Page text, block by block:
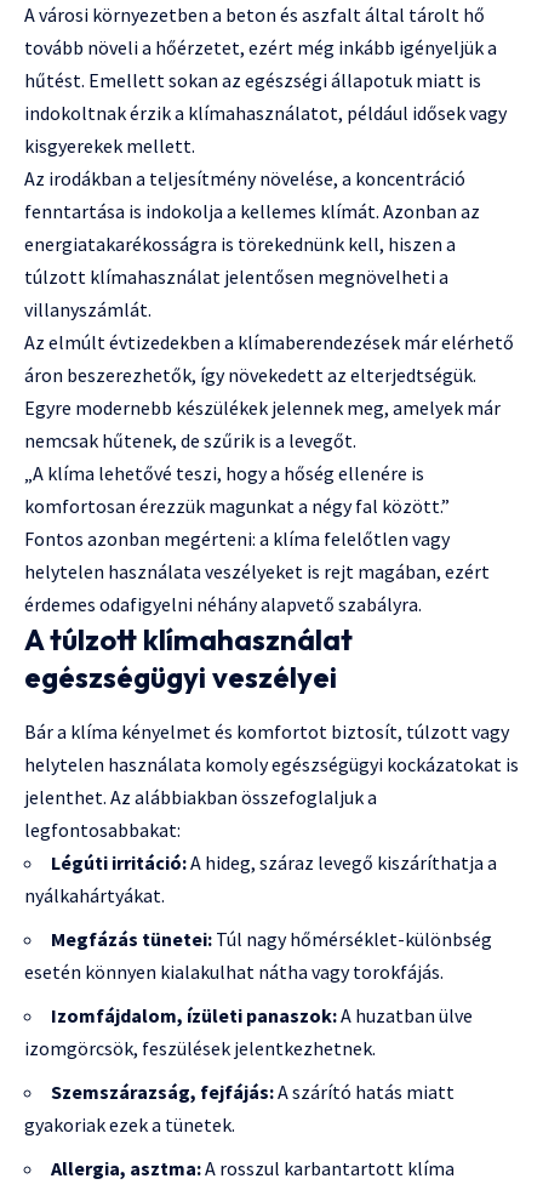
A városi környezetben a beton és aszfalt által tárolt hő
tovább növeli a hőérzetet, ezért még inkább igényeljük a
hűtést. Emellett sokan az egészségi állapotuk miatt is
indokoltnak érzik a klímahasználatot, például idősek vagy
kisgyerekek mellett.
Az irodákban a teljesítmény növelése, a koncentráció
fenntartása is indokolja a kellemes klímát. Azonban az
energiatakarékosságra is törekednünk kell, hiszen a
túlzott klímahasználat jelentősen megnövelheti a
villanyszámlát.
Az elmúlt évtizedekben a klímaberendezések már elérhető
áron beszerezhetők, így növekedett az elterjedtségük.
Egyre modernebb készülékek jelennek meg, amelyek már
nemcsak hűtenek, de szűrik is a levegőt.
„A klíma lehetővé teszi, hogy a hőség ellenére is
komfortosan érezzük magunkat a négy fal között.”
Fontos azonban megérteni: a klíma felelőtlen vagy
helytelen használata veszélyeket is rejt magában, ezért
érdemes odafigyelni néhány alapvető szabályra.
A túlzott klímahasználat
egészségügyi veszélyei
Bár a klíma kényelmet és komfortot biztosít, túlzott vagy
helytelen használata komoly egészségügyi kockázatokat is
jelenthet. Az alábbiakban összefoglaljuk a
legfontosabbakat:
Légúti irritáció:A hideg, száraz levegő kiszáríthatja a
nyálkahártyákat.
Megfázás tünetei: Túl nagy hőmérséklet-különbség
esetén könnyen kialakulhat nátha vagy torokfájás.
Izomfájdalom, ízületi panaszok:A huzatban ülve
izomgörcsök, feszülések jelentkezhetnek.
Szemszárazság, fejfájás:A szárító hatás miatt
gyakoriak ezek a tünetek.
Allergia, asztma:A rosszul karbantartott klíma